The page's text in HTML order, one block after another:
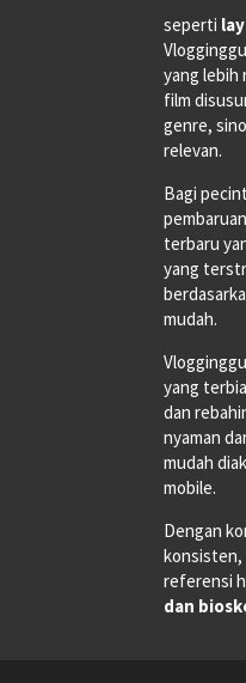
seperti
yang lebih
film
genre,
relevan.
Bagi
terbaru
yang
mudah.
yang
dan
nyaman
mudah
mobile.
Dengan
konsisten,
referensi
dan